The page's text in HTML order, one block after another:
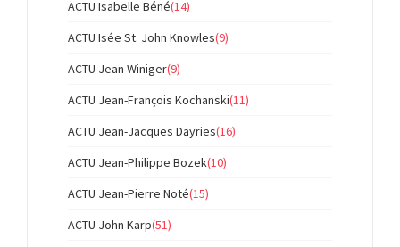
ACTU Isabelle Béné(14)
ACTU Isée St. John Knowles(9)
ACTU Jean Winiger(9)
ACTU Jean-François Kochanski(11)
ACTU Jean-Jacques Dayries(16)
ACTU Jean-Philippe Bozek(10)
ACTU Jean-Pierre Noté(15)
ACTU John Karp(51)